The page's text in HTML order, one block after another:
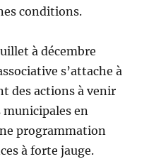
conditions.
à décembre
s’attache à
des actions à venir
municipales en
programmation
à forte jauge.